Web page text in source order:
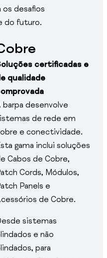
os desafios
do futuro.
certificadas e
qualidade
barpa desenvolve
de rede em
e conectividade.
gama inclui soluções
Cabos de Cobre,
Cords, Módulos,
Panels e
de Cobre.
sistemas
e não
para